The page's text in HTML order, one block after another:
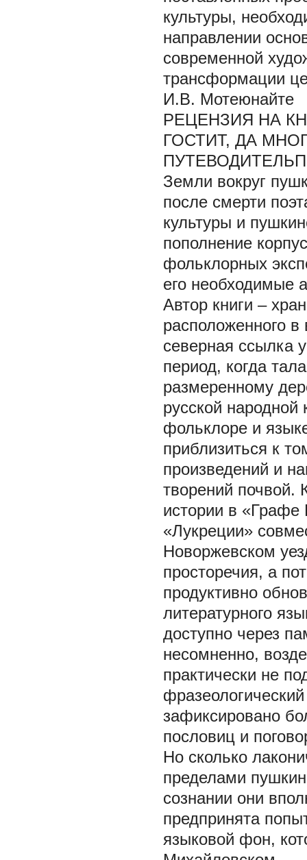
культуры,
направлении
современной
трансформации
И.В. Мотеюнайте
РЕЦЕНЗИЯ НА
ГОСТИТ, ДА
Земли вокруг
после смерти
культуры и
пополнение
фольклорных
его необходимые
Автор книги –
расположенного в
северная ссылка
период, когда
размеренному
русской
фольклоре и
приблизиться к
произведений и
творений почвой.
истории в
«Лукреции»
Новоржевском
просторечия, а
продуктивно
литературного
доступно через
несомненно,
практически не
зафиксировано
пословиц и
Но сколько
пределами
сознании они
предпринята
языковой фон,